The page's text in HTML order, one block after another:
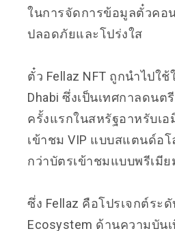
ในการจัดการข้อมูลตั๋วคอน
ปลอดภัยและโปร่งใส
ตั๋ว Fellaz NFT ถูกนำไปใช้
Dhabi ซึ่งเป็นเทศกาลดนต
ครั้งแรกในสหรัฐอาหรับเอ
เข้าชม VIP แบบสแตนด์อโ
กว่าบัตรเข้าชมแบบพรีเมี
ซึ่ง Fellaz คือโปรเจกต์ระ
Ecosystem ด้านความบัน